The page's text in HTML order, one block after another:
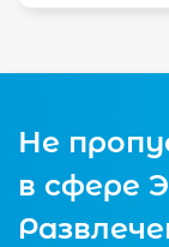
Не
в сфере